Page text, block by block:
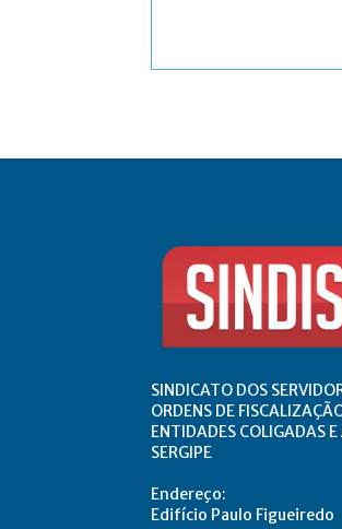
SINDICATO DOS
ORDENS DE
ENTIDADES COLIGADAS
SERGIPE
Endereço:
Edifício Paulo Figueiredo